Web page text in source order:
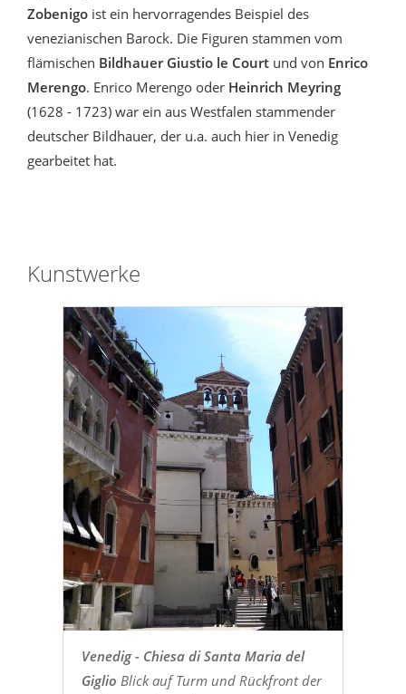
Zobenigo ist ein hervorragendes Beispiel des
venezianischen Barock. Die Figuren stammen vom
flämischen Bildhauer Giustio le Court und von Enrico
Merengo. Enrico Merengo oder Heinrich Meyring
(1628 - 1723) war ein aus Westfalen stammender
deutscher Bildhauer, der u.a. auch hier in Venedig
gearbeitet hat.
Kunstwerke
Venedig - Chiesa di Santa Maria del
Giglio Blick auf Turm und Rückfront der